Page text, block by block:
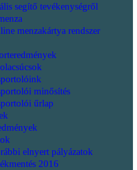
segítő tevékenységről
menzakártya rendszer
minősítés
űrlap
elnyert pályázatok
2016